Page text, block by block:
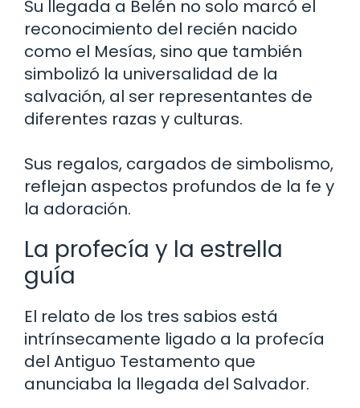
Su llegada a Belén no solo marcó el
reconocimiento del recién nacido
como el Mesías, sino que también
simbolizó la universalidad de la
salvación, al ser representantes de
diferentes razas y culturas.
Sus regalos, cargados de simbolismo,
reflejan aspectos profundos de la fe y
la adoración.
La profecía y la estrella
guía
El relato de los tres sabios está
intrínsecamente ligado a la profecía
del Antiguo Testamento que
anunciaba la llegada del Salvador.